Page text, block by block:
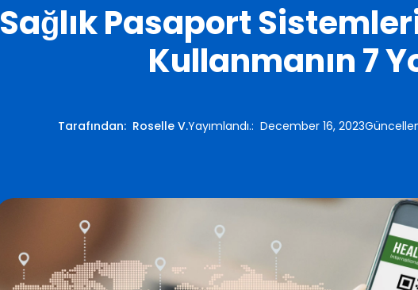
Sağlık Pasaport
Kullanmanın 7
Tarafından: Roselle V.Yayımlandı.: December 16, 2023